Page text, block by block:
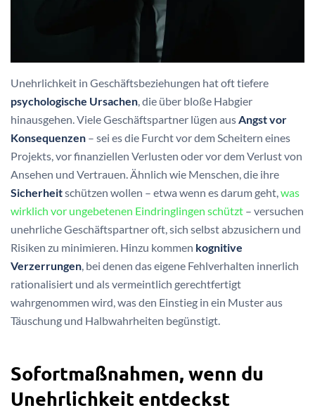
Unehrlichkeit in Geschäftsbeziehungen hat oft tiefere
psychologische Ursachen , die über bloße Habgier
hinausgehen. Viele Geschäftspartner lügen aus Angst vor
Konsequenzen – sei es die Furcht vor dem Scheitern eines
Projekts, vor finanziellen Verlusten oder vor dem Verlust von
Ansehen und Vertrauen. Ähnlich wie Menschen, die ihre
Sicherheitschützen wollen – etwa wenn es darum geht, was
wirklich vor ungebetenen Eindringlingen schützt – versuchen
unehrliche Geschäftspartner oft, sich selbst abzusichern und
Risiken zu minimieren. Hinzu kommen kognitive
Verzerrungen , bei denen das eigene Fehlverhalten innerlich
rationalisiert und als vermeintlich gerechtfertigt
wahrgenommen wird, was den Einstieg in ein Muster aus
Täuschung und Halbwahrheiten begünstigt.
Sofortmaßnahmen, wenn du
Unehrlichkeit entdeckst